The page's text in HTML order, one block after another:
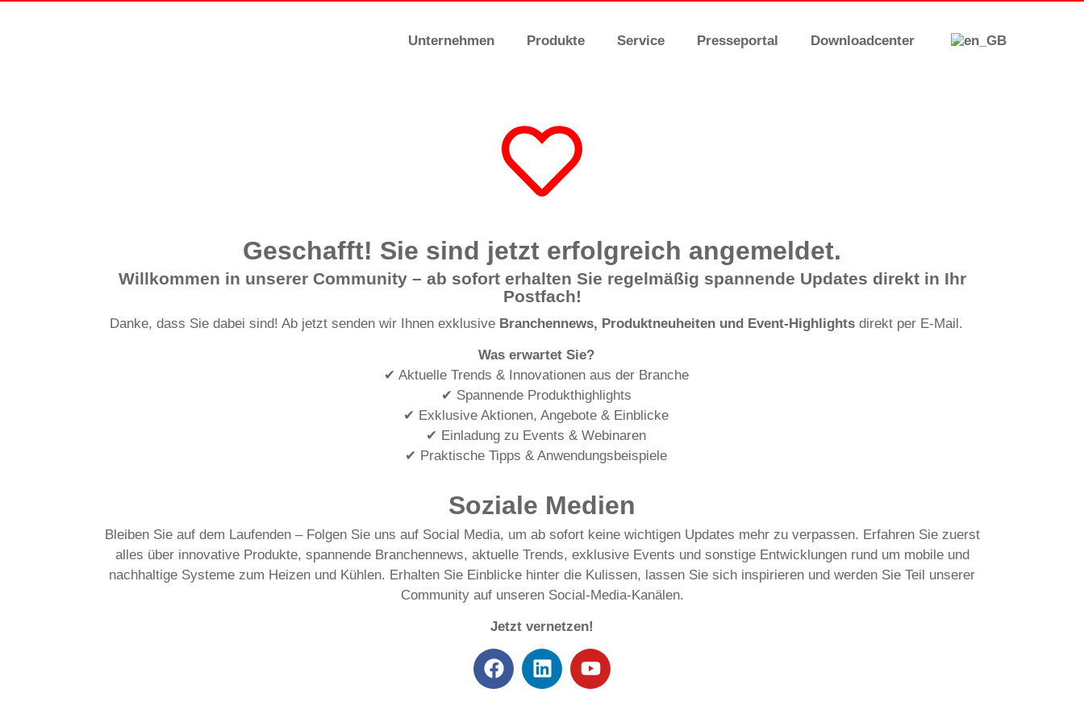
Unternehmen Produkte Service Presseportal Downloadcenter
Geschafft! Sie sind jetzt erfolgreich angemeldet.
Willkommen in unserer Community – ab sofort erhalten Sie regelmäßig spannende Updates direkt in Ihr
Postfach!
Danke, dass Sie dabei sind! Ab jetzt senden wir Ihnen exklusive Branchennews, Produktneuheiten und Event-Highlightsdirekt per E-Mail.
Was erwartet Sie?
✔ Aktuelle Trends & Innovationen aus der Branche
✔ Spannende Produkthighlights
✔ Exklusive Aktionen, Angebote & Einblicke
✔ Einladung zu Events & Webinaren
✔ Praktische Tipps & Anwendungsbeispiele
Soziale Medien
Bleiben Sie auf dem Laufenden – Folgen Sie uns auf Social Media, um ab sofort keine wichtigen Updates mehr zu verpassen. Erfahren Sie zuerst
alles über innovative Produkte, spannende Branchennews, aktuelle Trends, exklusive Events und sonstige Entwicklungen rund um mobile und
nachhaltige Systeme zum Heizen und Kühlen. Erhalten Sie Einblicke hinter die Kulissen, lassen Sie sich inspirieren und werden Sie Teil unserer
Community auf unseren Social-Media-Kanälen.
Jetzt vernetzen!